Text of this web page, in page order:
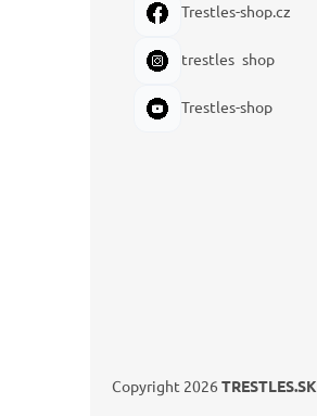
Trestles-shop.cz
trestles_shop
Trestles-shop
Copyright 2026 TRESTLES.SK